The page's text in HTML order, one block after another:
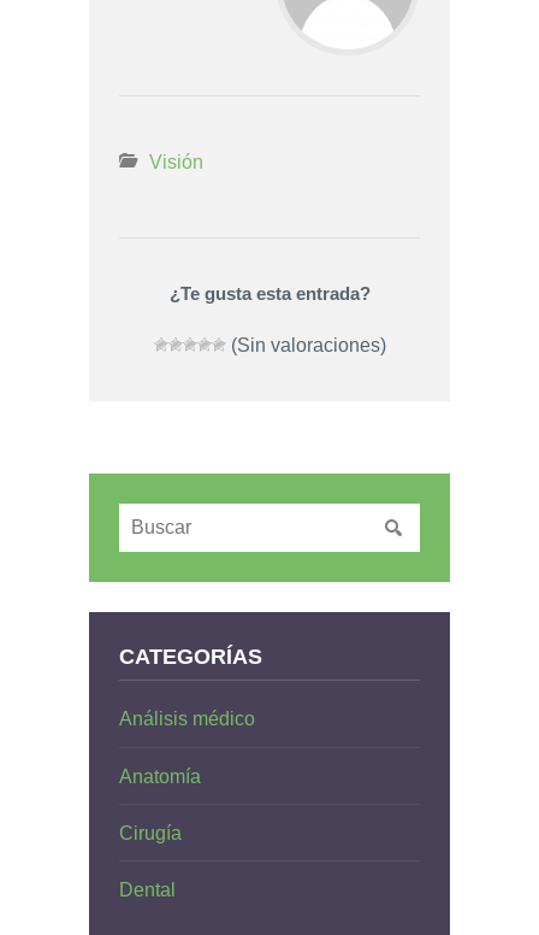
Visión
¿Te gusta esta entrada?
(Sin valoraciones)
CATEGORÍAS
Análisis médico
Anatomía
Cirugía
Dental